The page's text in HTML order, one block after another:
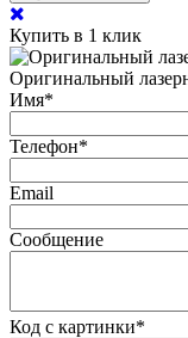
Купить в 1 клик
Оригинальный
Имя*
Телефон*
Email
Сообщение
Код с картинки*